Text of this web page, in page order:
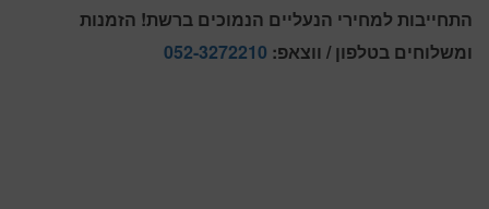
התחייבות למחירי הנעליים הנמוכים ברשת! הזמנות
ומשלוחים בטלפון / ווצאפ: 052-3272210